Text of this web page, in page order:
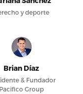
y deporte
Brian Díaz
& Fundador
Pacifico Group